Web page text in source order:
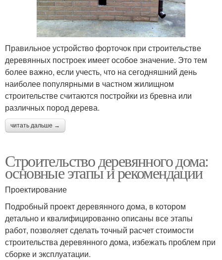
Правильное устройство форточок при строительстве
деревянных построек имеет особое значение. Это тем
более важно, если учесть, что на сегодняшний день
наиболее популярными в частном жилищном
строительстве считаются постройки из бревна или
различных пород дерева.
читать дальше →
Строительство деревянного дома:
основные этапы и рекомендации
Проектирование
Подробный проект деревянного дома, в котором
детально и квалифицированно описаны все этапы
работ, позволяет сделать точный расчет стоимости
строительства деревянного дома, избежать проблем при
сборке и эксплуатации.